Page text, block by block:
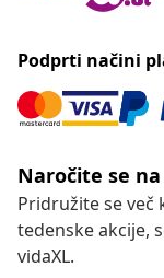
Podprti načini
Naročite se
Pridružite se več
tedenske akcije,
vidaXL.